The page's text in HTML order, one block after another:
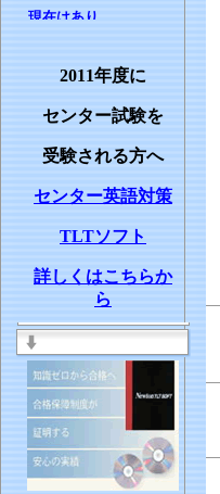
2011年度に
センター試験を
受験される方へ
センター英語対策
TLTソフト
詳しくはこちらか
ら